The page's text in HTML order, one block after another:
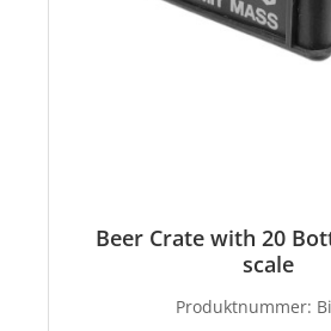
Beer Crate with 20
scale
Produktnummer: